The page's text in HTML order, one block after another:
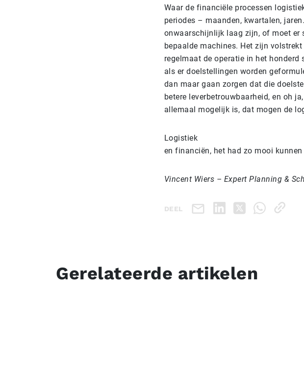
Waar de financiële processen
periodes – maanden, kwartalen,
onwaarschijnlijk laag zijn, of moet er
bepaalde machines. Het zijn
regelmaat de operatie in het
als er doelstellingen worden
dan maar gaan zorgen dat die
betere leverbetrouwbaarheid, en oh
allemaal mogelijk is, dat mogen de
Logistiek
en financiën, het had zo mooi
Vincent Wiers – Expert Planning &
DEEL
Gerelateerde artikelen